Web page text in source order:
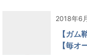
2018年6
【ガ
【毎オ